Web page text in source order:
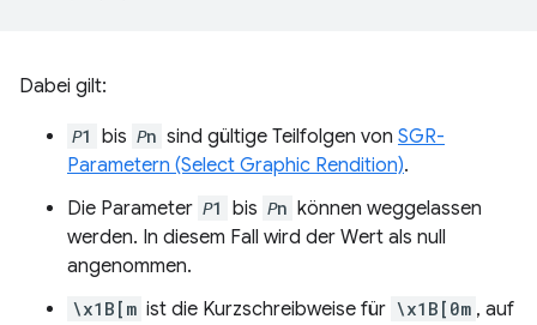
Dabei gilt:
𝘗1 bis 𝘗n sind gültige Teilfolgen von SGR-
Parametern (Select Graphic Rendition).
Die Parameter 𝘗1 bis 𝘗n können weggelassen
werden. In diesem Fall wird der Wert als null
angenommen.
\x1B[m ist die Kurzschreibweise für \x1B[0m , auf